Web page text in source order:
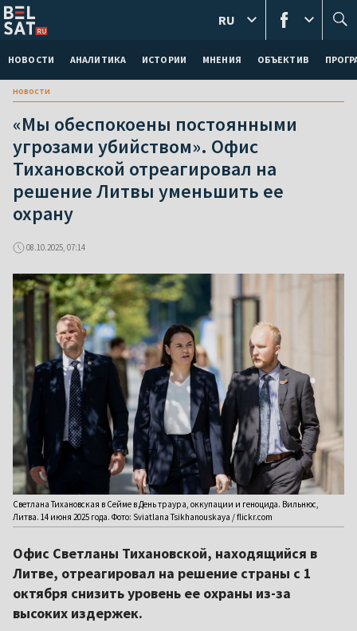
НОВОСТИ АНАЛИТИКА ИСТОРИИ МНЕНИЯ ОБЪЕКТИВ
RU
новости
«Мы обеспокоены постоянными
угрозами убийством». Офис
Тихановской отреагировал на
решение Литвы уменьшить ее
охрану
08.10.2025, 07:14
Светлана Тихановская в Сейме в День траура, оккупации и геноцида. Вильнюс,
Литва. 14 июня 2025 года. Фото: Sviatlana Tsikhanouskaya / flickr.com
Офис Светланы Тихановской, находящийся в
Литве, отреагировал на решение страны с 1
октября снизить уровень ее охраны из-за
высоких издержек.